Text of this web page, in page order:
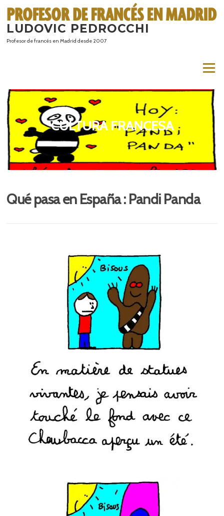
contenido
LUDOVIC PEDROCCHI
Profesor de francés en Madrid desde 2007
Menú
CULTURA FRANCESA
Qué pasa en España : Pandi Panda